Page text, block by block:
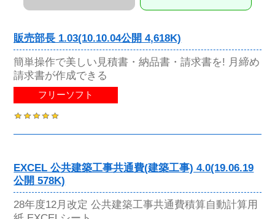
販売部長 1.03(10.10.04公開 4,618K)
簡単操作で美しい見積書・納品書・請求書を! 月締め
請求書が作成できる
フリーソフト
EXCEL 公共建築工事共通費(建築工事) 4.0(19.06.19
公開 578K)
28年度12月改定 公共建築工事共通費積算自動計算用